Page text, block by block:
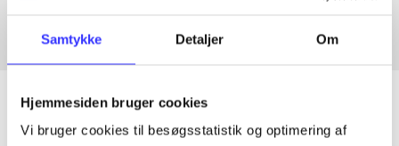
Samtykke Detaljer Om
Hjemmesiden bruger cookies
Vi bruger cookies til besøgsstatistik og optimering af